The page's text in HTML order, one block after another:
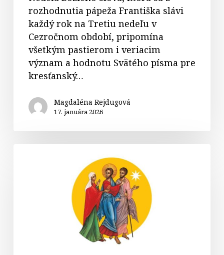
rozhodnutia pápeža Františka slávi
každý rok na Tretiu nedeľu v
Cezročnom období, pripomína
všetkým pastierom i veriacim
význam a hodnotu Svätého písma pre
kresťanský…
Magdaléna Rejdugová
17. januára 2026